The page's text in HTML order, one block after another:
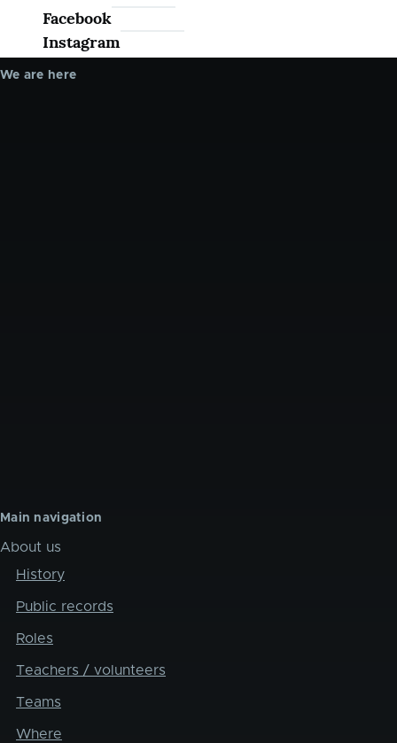
Facebook
Instagram
We are here
Main navigation
About us
History
Public records
Roles
Teachers / volunteers
Teams
Where